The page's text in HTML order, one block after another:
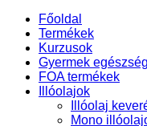
Főoldal
Termékek
Kurzusok
Gyermek egészség
FOA termékek
Illóolajok
Illóolaj
Mono